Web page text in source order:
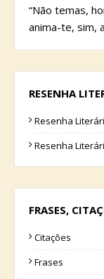
“Não temas,
anima-te, sim,
RESENHA
Resenha
Resenha
FRASES,
Citações
Frases